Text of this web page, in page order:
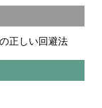
正しい回避法